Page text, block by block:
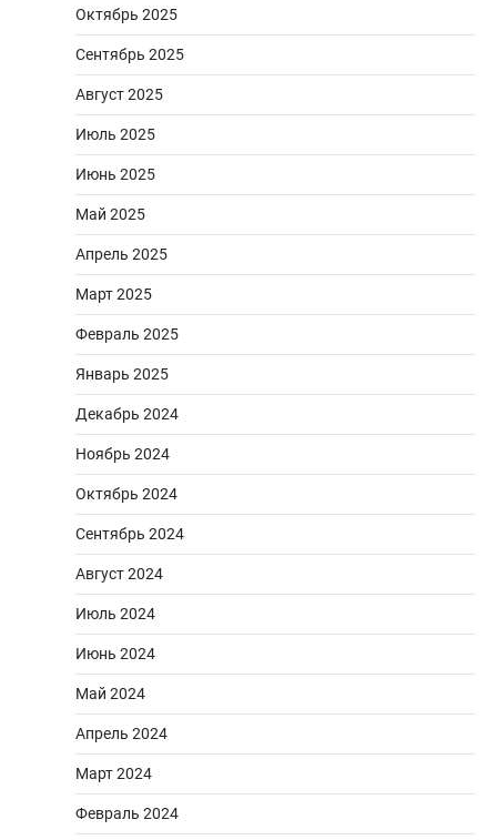
Октябрь 2025
Сентябрь 2025
Август 2025
Июль 2025
Июнь 2025
Май 2025
Апрель 2025
Март 2025
Февраль 2025
Январь 2025
Декабрь 2024
Ноябрь 2024
Октябрь 2024
Сентябрь 2024
Август 2024
Июль 2024
Июнь 2024
Май 2024
Апрель 2024
Март 2024
Февраль 2024